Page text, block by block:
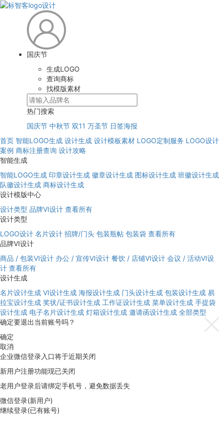
国庆节
生成LOGO
查询商标
找模版素材
热门搜索
国庆节 中秋节 双11 万圣节 日签海报
首页 智能LOGO生成 设计生成 设计模板素材 LOGO定制服务 LOGO设计
案例 商标注册查询 设计攻略
智能生成
智能LOGO生成 印章设计生成 徽章设计生成 图标设计生成 班徽设计生成
队徽设计生成 商标设计生成
设计模版中心
设计类型 品牌VI设计 查看所有
设计类型
LOGO设计 名片设计 招牌/门头 包装瓶帖 包装袋 查看所有
品牌VI设计
商品 / 包装VI设计 办公 / 宣传VI设计 餐饮 / 店铺VI设计 会议 / 活动VI设
计 查看所有
设计生成
名片设计生成 VI设计生成 海报设计生成 门头设计生成 包装设计生成 易
拉宝设计生成 奖状/证书设计生成 工作证设计生成 菜单设计生成 手提袋
设计生成 电子名片设计生成 灯箱设计生成 邀请函设计生成 全部类型
确定要退出当前账号吗？
确定
取消
企业微信登录入口将于近期关闭
新用户注册功能现已关闭
老用户登录后请绑定手机号，避免数据丢失
微信登录(新用户)
继续登录(已有账号)